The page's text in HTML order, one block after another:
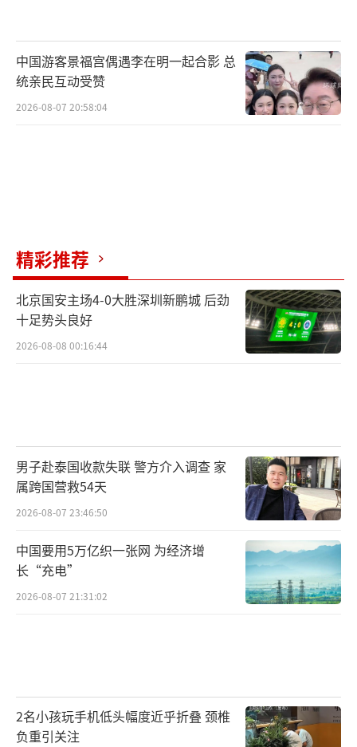
中国游客景福宫偶遇李在明一起合影 总
统亲民互动受赞
2026-08-07 20:58:04
精彩推荐
北京国安主场4-0大胜深圳新鹏城 后劲
十足势头良好
2026-08-08 00:16:44
男子赴泰国收款失联 警方介入调查 家
属跨国营救54天
2026-08-07 23:46:50
中国要用5万亿织一张网 为经济增
长“充电”
2026-08-07 21:31:02
2名小孩玩手机低头幅度近乎折叠 颈椎
负重引关注